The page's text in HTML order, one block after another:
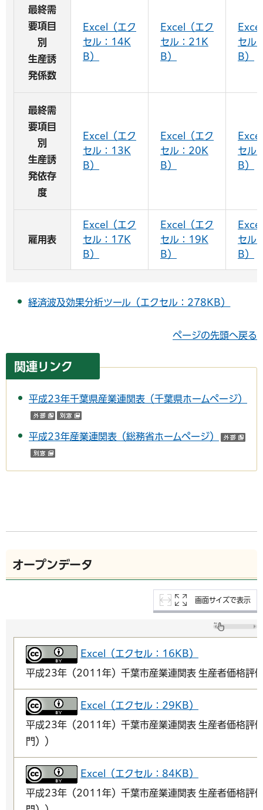
最終需
要項目
別
生産誘
発係数
Excel（エク
セル：14K
B）
Excel（エク
セル：21K
B）
セル
B）
最終需
要項目
別
生産誘
発依存
度
Excel（エク
セル：13K
B）
Excel（エク
セル：20K
B）
セル
B）
雇用表
Excel（エク
セル：17K
B）
Excel（エク
セル：19K
B）
セル
B）
経済波及効果分析ツール（エクセル：278KB）
ページの先頭へ戻る
関連リンク
平成23年千葉県産業連関表（千葉県ホームページ）
（外部サイトへリンク）
平成23年産業連関表（総務省ホームページ）
オープンデータ
画面サイズで表示
Excel（エクセル：16KB）
平成23年（2011年）千葉市産業連関表 生産者価格評
Excel（エクセル：29KB）
平成23年（2011年）千葉市産業連関表 生産者価格評
門））
Excel（エクセル：84KB）
平成23年（2011年）千葉市産業連関表 生産者価格評